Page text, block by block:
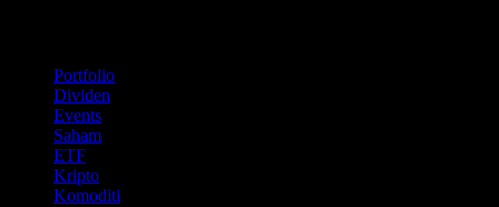
Portfolio
Dividen
Events
Saham
ETF
Kripto
Komoditi